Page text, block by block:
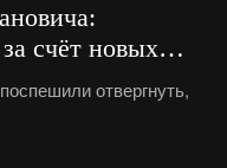
отвергнуть,